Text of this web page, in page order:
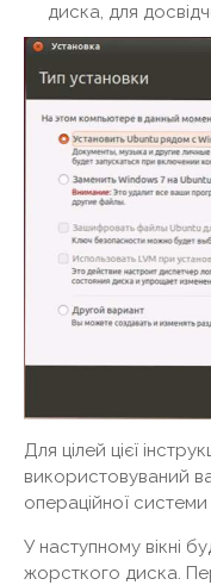
диска, для
Для цілей цієї
використовуваний
операційної
У наступному вікні
жорсткого диска.